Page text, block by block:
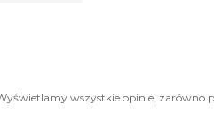
wszystkie opinie,